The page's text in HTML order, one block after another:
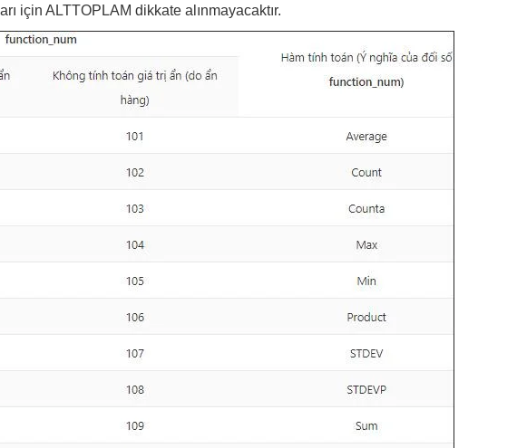
için ALTTOPLAM dikkate alınmayacaktır.